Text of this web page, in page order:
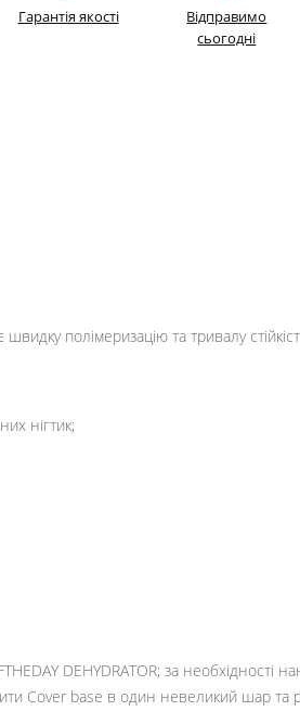
Гарантія якості
Відправимо
сьогодні
полімеризацію та тривалу
нігтик;
DEHYDRATOR; за необхідності
Cover base в один невеликий шар